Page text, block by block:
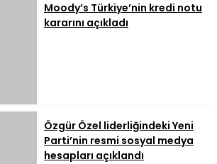
Moody’s Türkiye’nin kredi notu
kararını açıkladı
Özgür Özel liderliğindeki Yeni
Parti’nin resmi sosyal medya
hesapları açıklandı